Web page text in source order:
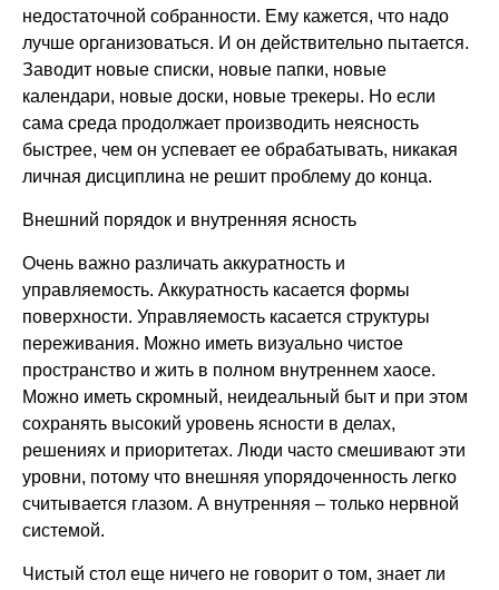
недостаточной собранности. Ему кажется, что надо
лучше организоваться. И он действительно пытается.
Заводит новые списки, новые папки, новые
календари, новые доски, новые трекеры. Но если
сама среда продолжает производить неясность
быстрее, чем он успевает ее обрабатывать, никакая
личная дисциплина не решит проблему до конца.
Внешний порядок и внутренняя ясность
Очень важно различать аккуратность и
управляемость. Аккуратность касается формы
поверхности. Управляемость касается структуры
переживания. Можно иметь визуально чистое
пространство и жить в полном внутреннем хаосе.
Можно иметь скромный, неидеальный быт и при этом
сохранять высокий уровень ясности в делах,
решениях и приоритетах. Люди часто смешивают эти
уровни, потому что внешняя упорядоченность легко
считывается глазом. А внутренняя – только нервной
системой.
Чистый стол еще ничего не говорит о том, знает ли